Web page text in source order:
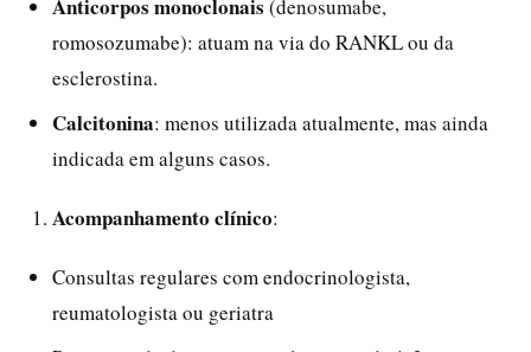
Anticorpos monoclonais (denosumabe,
romosozumabe): atuam na via do RANKL ou da
esclerostina.
Calcitonina: menos utilizada atualmente, mas ainda
indicada em alguns casos.
Acompanhamento clínico:
Consultas regulares com endocrinologista,
reumatologista ou geriatra